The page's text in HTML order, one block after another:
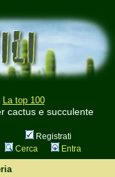
La top 100
cactus e succulente
Registrati
Cerca Entra